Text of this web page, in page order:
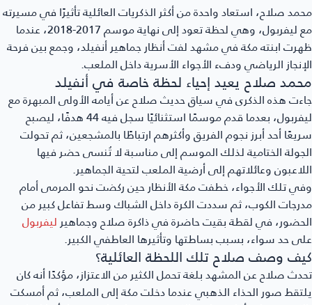
صلاح، استعاد واحدة من أكثر الذكريات العائلية تأثيرًا في مسيرته
مع ليفربول، وهي لحظة تعود إلى نهاية موسم 2017-2018، عندما
ابنته مكة في مشهد لفت أنظار جماهير أنفيلد، وجمع بين فرحة
الرياضي ودفء الأجواء الأسرية داخل الملعب.
صلاح يعيد إحياء لحظة خاصة في أنفيلد
هذه الذكرى في سياق حديث صلاح عن أيامه الأولى المبهرة مع
ليفربول، بعدما قدم موسمًا استثنائيًا سجل فيه 44 هدفًا، ليصبح
أحد أبرز نجوم الفريق وأكثرهم ارتباطًا بالمشجعين، ثم تحولت
الختامية لذلك الموسم إلى مناسبة لا تُنسى حضر فيها
وعائلاتهم إلى أرضية الملعب لتحية الجماهير.
تلك الأجواء، خطفت مكة الأنظار حين ركضت نحو المرمى أمام
الكوب، ثم سددت الكرة داخل الشباك وسط تفاعل كبير من
في لقطة بقيت حاضرة في ذاكرة صلاح وجماهيرليفربول
حد سواء، بسبب بساطتها وتأثيرها العاطفي الكبير.
وصف صلاح تلك اللحظة العائلية؟
صلاح عن المشهد بلغة تحمل الكثير من الاعتزاز، مؤكدًا أنه كان
صور الحذاء الذهبي عندما دخلت مكة إلى الملعب، ثم أمسكت